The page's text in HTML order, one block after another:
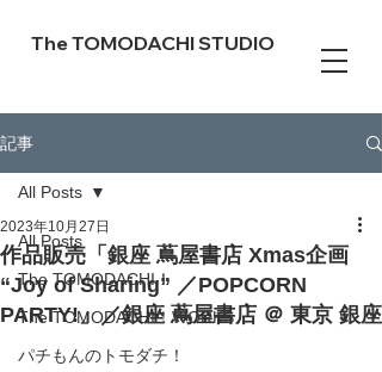
The TOMODACHI STUDIO
記事
All Posts
The TOMODACHI！
The TOMODACHI！WORKS
パチもんのトモダチ！
All Posts
作品販売「銀座 蔦屋書店 Xmas企画
“Joy of Sharing” ／POPCORN
PARTY!」／銀座 蔦屋書店 ＠ 東京 銀座
2023年10月27日